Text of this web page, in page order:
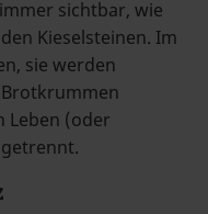
sichtbar, wie
Kieselsteinen. Im
sie werden
Leben (oder